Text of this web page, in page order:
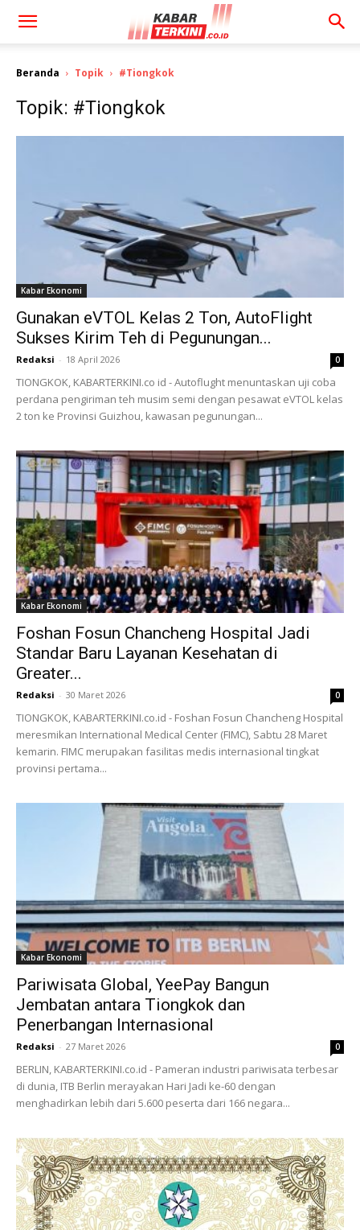
Beranda Topik #Tiongkok
Topik: #Tiongkok
Kabar Ekonomi
Gunakan eVTOL Kelas 2 Ton, AutoFlight
Sukses Kirim Teh di Pegunungan...
Redaksi - 18 April 2026 0
TIONGKOK, KABARTERKINI.co id - Autoflught menuntaskan uji coba
perdana pengiriman teh musim semi dengan pesawat eVTOL kelas
2 ton ke Provinsi Guizhou, kawasan pegunungan...
Kabar Ekonomi
Foshan Fosun Chancheng Hospital Jadi
Standar Baru Layanan Kesehatan di
Greater...
Redaksi - 30 Maret 2026 0
TIONGKOK, KABARTERKINI.co.id - Foshan Fosun Chancheng Hospital
meresmikan International Medical Center (FIMC), Sabtu 28 Maret
kemarin. FIMC merupakan fasilitas medis internasional tingkat
provinsi pertama...
Kabar Ekonomi
Pariwisata Global, YeePay Bangun
Jembatan antara Tiongkok dan
Penerbangan Internasional
Redaksi - 27 Maret 2026 0
BERLIN, KABARTERKINI.co.id - Pameran industri pariwisata terbesar
di dunia, ITB Berlin merayakan Hari Jadi ke-60 dengan
menghadirkan lebih dari 5.600 peserta dari 166 negara...